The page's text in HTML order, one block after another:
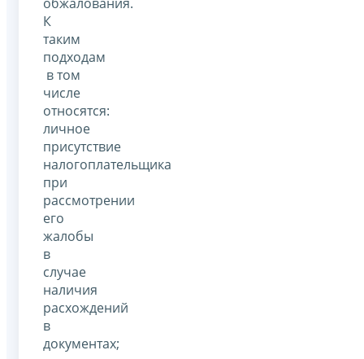
К
таким
подходам
в том
числе
относятся:
личное
присутствие
налогоплательщика
при
рассмотрении
его
жалобы
в
случае
наличия
расхождений
в
документах;